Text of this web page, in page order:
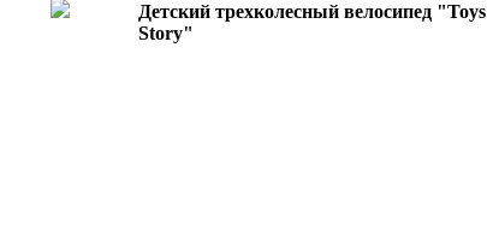
Детский трехколесный велосипед "Toys
Story"